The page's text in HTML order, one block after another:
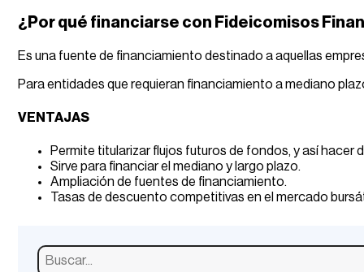
¿Por qué financiarse con Fideicomisos
Es una fuente de financiamiento destinado a aquellas
Para entidades que requieran financiamiento a mediano
VENTAJAS
Permite titularizar flujos futuros de fondos, y así hacer
Sirve para financiar el mediano y largo plazo.
Ampliación de fuentes de financiamiento.
Tasas de descuento competitivas en el mercado
Buscar